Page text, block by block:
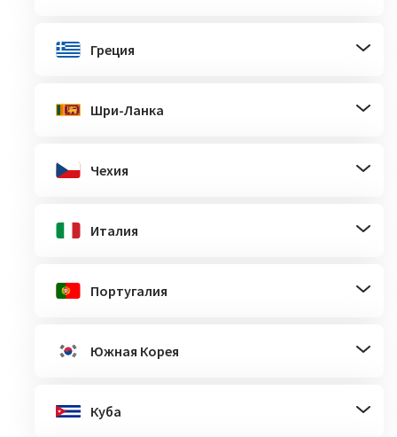
Греция
Шри-Ланка
Чехия
Италия
Португалия
Южная Корея
Куба